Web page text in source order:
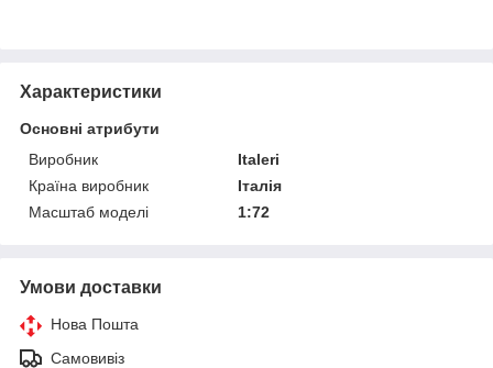
Характеристики
Основні атрибути
Виробник
Italeri
Країна виробник
Італія
Масштаб моделі
1:72
Умови доставки
Нова Пошта
Самовивіз